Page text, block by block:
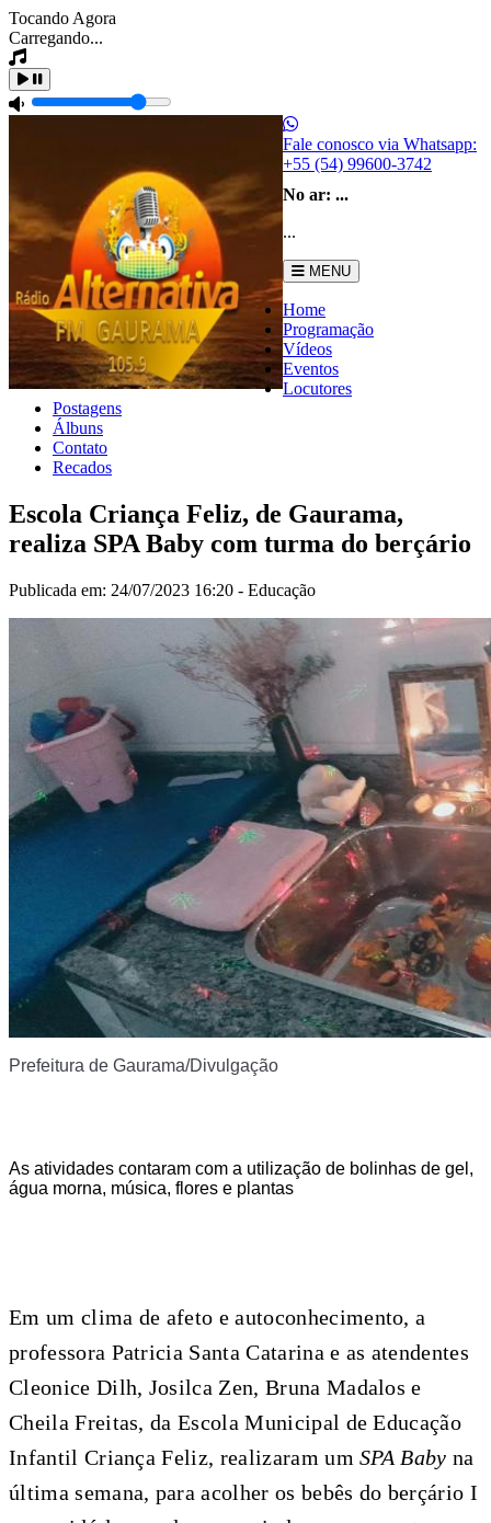
Tocando Agora
Carregando...
Fale conosco via Whatsapp:
+55 (54) 99600-3742
No ar: ...
...
MENU
Home
Programação
Vídeos
Eventos
Locutores
Postagens
Álbuns
Contato
Recados
Escola Criança Feliz, de Gaurama,
realiza SPA Baby com turma do berçário
Publicada em: 24/07/2023 16:20 - Educação
Prefeitura de Gaurama/Divulgação
As atividades contaram com a utilização de bolinhas de gel,
água morna, música, flores e plantas
Em um clima de afeto e autoconhecimento, a
professora Patricia Santa Catarina e as atendentes
Cleonice Dilh, Josilca Zen, Bruna Madalos e
Cheila Freitas, da Escola Municipal de Educação
Infantil Criança Feliz, realizaram umSPA Baby na
última semana, para acolher os bebês do berçário I